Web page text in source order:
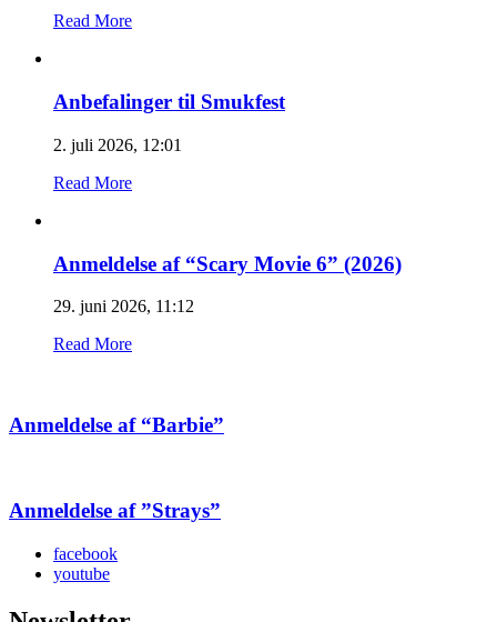
Read More
Anbefalinger til Smukfest
2. juli 2026, 12:01
Read More
Anmeldelse af “Scary Movie 6” (2026)
29. juni 2026, 11:12
Read More
Anmeldelse af “Barbie”
Anmeldelse af ”Strays”
facebook
youtube